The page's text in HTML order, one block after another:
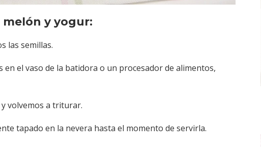
melón y yogur:
las semillas.
el vaso de la batidora o un procesador de alimentos,
volvemos a triturar.
tapado en la nevera hasta el momento de servirla.